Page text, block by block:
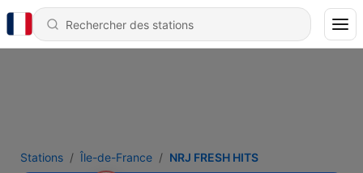
Stations Île-de-France NRJ FRESH HITS